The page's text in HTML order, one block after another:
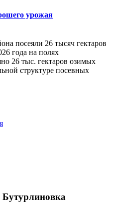
урожая
посеяли 26 тысяч гектаров
года на полях
26 тыс. гектаров озимых
структуре посевных
Бутурлиновка